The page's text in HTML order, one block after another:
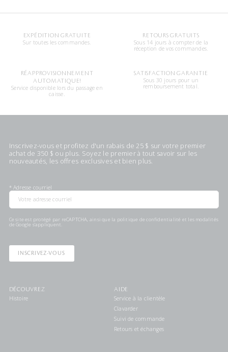
EXPÉDITION GRATUITE
Sur toutes les commandes.
RETOURS GRATUITS
Sous 14 jours à compter de la
réception de vos commandes.
RÉAPPROVISIONNEMENT
AUTOMATIQUE!
Service disponible lors du passage en
caisse.
SATISFACTION GARANTIE
Sous 30 jours pour un
remboursement total.
Inscrivez-vous et profitez d'un rabais de 25 $ sur votre premier
achat de 350 $ ou plus. Soyez le premier à tout savoir sur les
nouveautés, les offres exclusives et bien plus.
* Adresse courriel
Ce site est protégé par reCAPTCHA, ainsi que la politique de confidentialité et les modalités
de Google s'appliquent.
INSCRIVEZ-VOUS
DÉCOUVREZ
Histoire
AIDE
Service à la clientèle
Clavarder
Suivi de commande
Retours et échanges